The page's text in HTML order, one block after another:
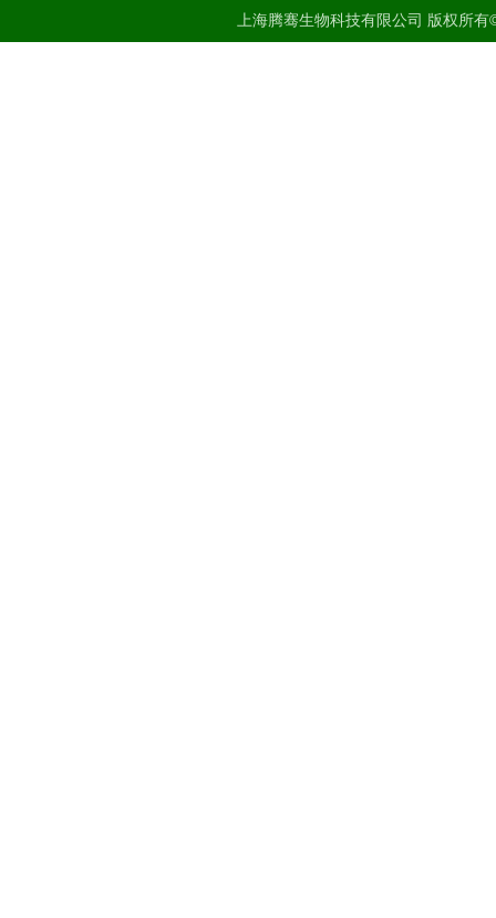
上海腾骞生物科技有限公司 版权所